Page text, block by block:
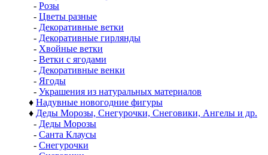
- Розы
- Цветы разные
- Декоративные ветки
- Декоративные гирлянды
- Хвойные ветки
- Ветки с ягодами
- Декоративные венки
- Ягоды
- Украшения из натуральных материалов
♦ Надувные новогодние фигуры
♦ Деды Морозы, Снегурочки, Снеговики, Ангелы и др.
- Деды Морозы
- Санта Клаусы
- Снегурочки